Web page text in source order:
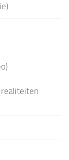
realiteiten